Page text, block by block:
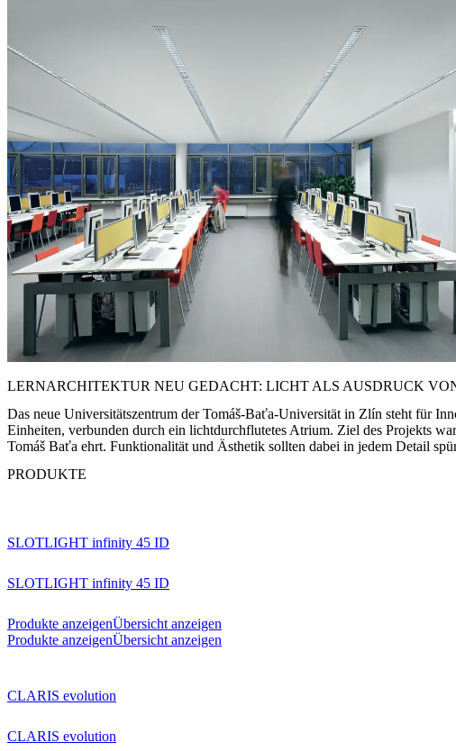
LERNARCHITEKTUR NEU GEDACHT: LICHT ALS AUSDRUCK
Das neue Universitätszentrum der Tomáš-Baťa-Universität in Zlín steht für
Einheiten, verbunden durch ein lichtdurchflutetes Atrium. Ziel des Projekts
Tomáš Baťa ehrt. Funktionalität und Ästhetik sollten dabei in jedem Detail
PRODUKTE
SLOTLIGHT infinity 45 ID
SLOTLIGHT infinity 45 ID
Produkte anzeigenÜbersicht anzeigen
Produkte anzeigenÜbersicht anzeigen
CLARIS evolution
CLARIS evolution